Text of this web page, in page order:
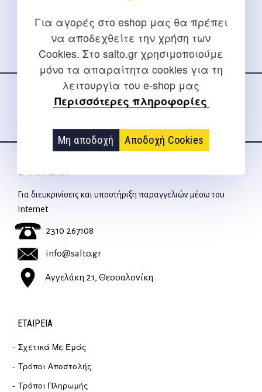
Για αγορές στο eshop μας θα πρέπει
να αποδεχθείτε την χρήση των
Cookies. Στο salto.gr χρησιμοποιούμε
μόνο τα απαραίτητα cookies για τη
λειτουργία του e-shop μας
Περισσότερες πληροφορίες
Μη αποδοχή Αποδοχή Cookies
Ακολουθήστε μας
στα social media
ΕΠΙΚΟΙΝΩΝΊΑ
Για διευκρινίσεις και υποστήριξη παραγγελιών μέσω του
Internet
2310 267108
info@salto.gr
Αγγελάκη 21, Θεσσαλονίκη
ΕΤΑΙΡΕΊΑ
Σχετικά Με Εμάς
Τρόποι Αποστολής
Τρόποι Πληρωμής